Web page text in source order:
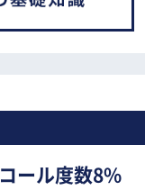
ール度数8%